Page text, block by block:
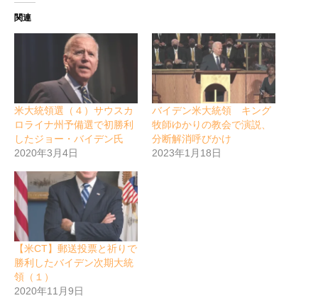
関連
米大統領選（４）サウスカ
ロライナ州予備選で初勝利
したジョー・バイデン氏
2020年3月4日
バイデン米大統領 キング
牧師ゆかりの教会で演説、
分断解消呼びかけ
2023年1月18日
【米CT】郵送投票と祈りで
勝利したバイデン次期大統
領（１）
2020年11月9日